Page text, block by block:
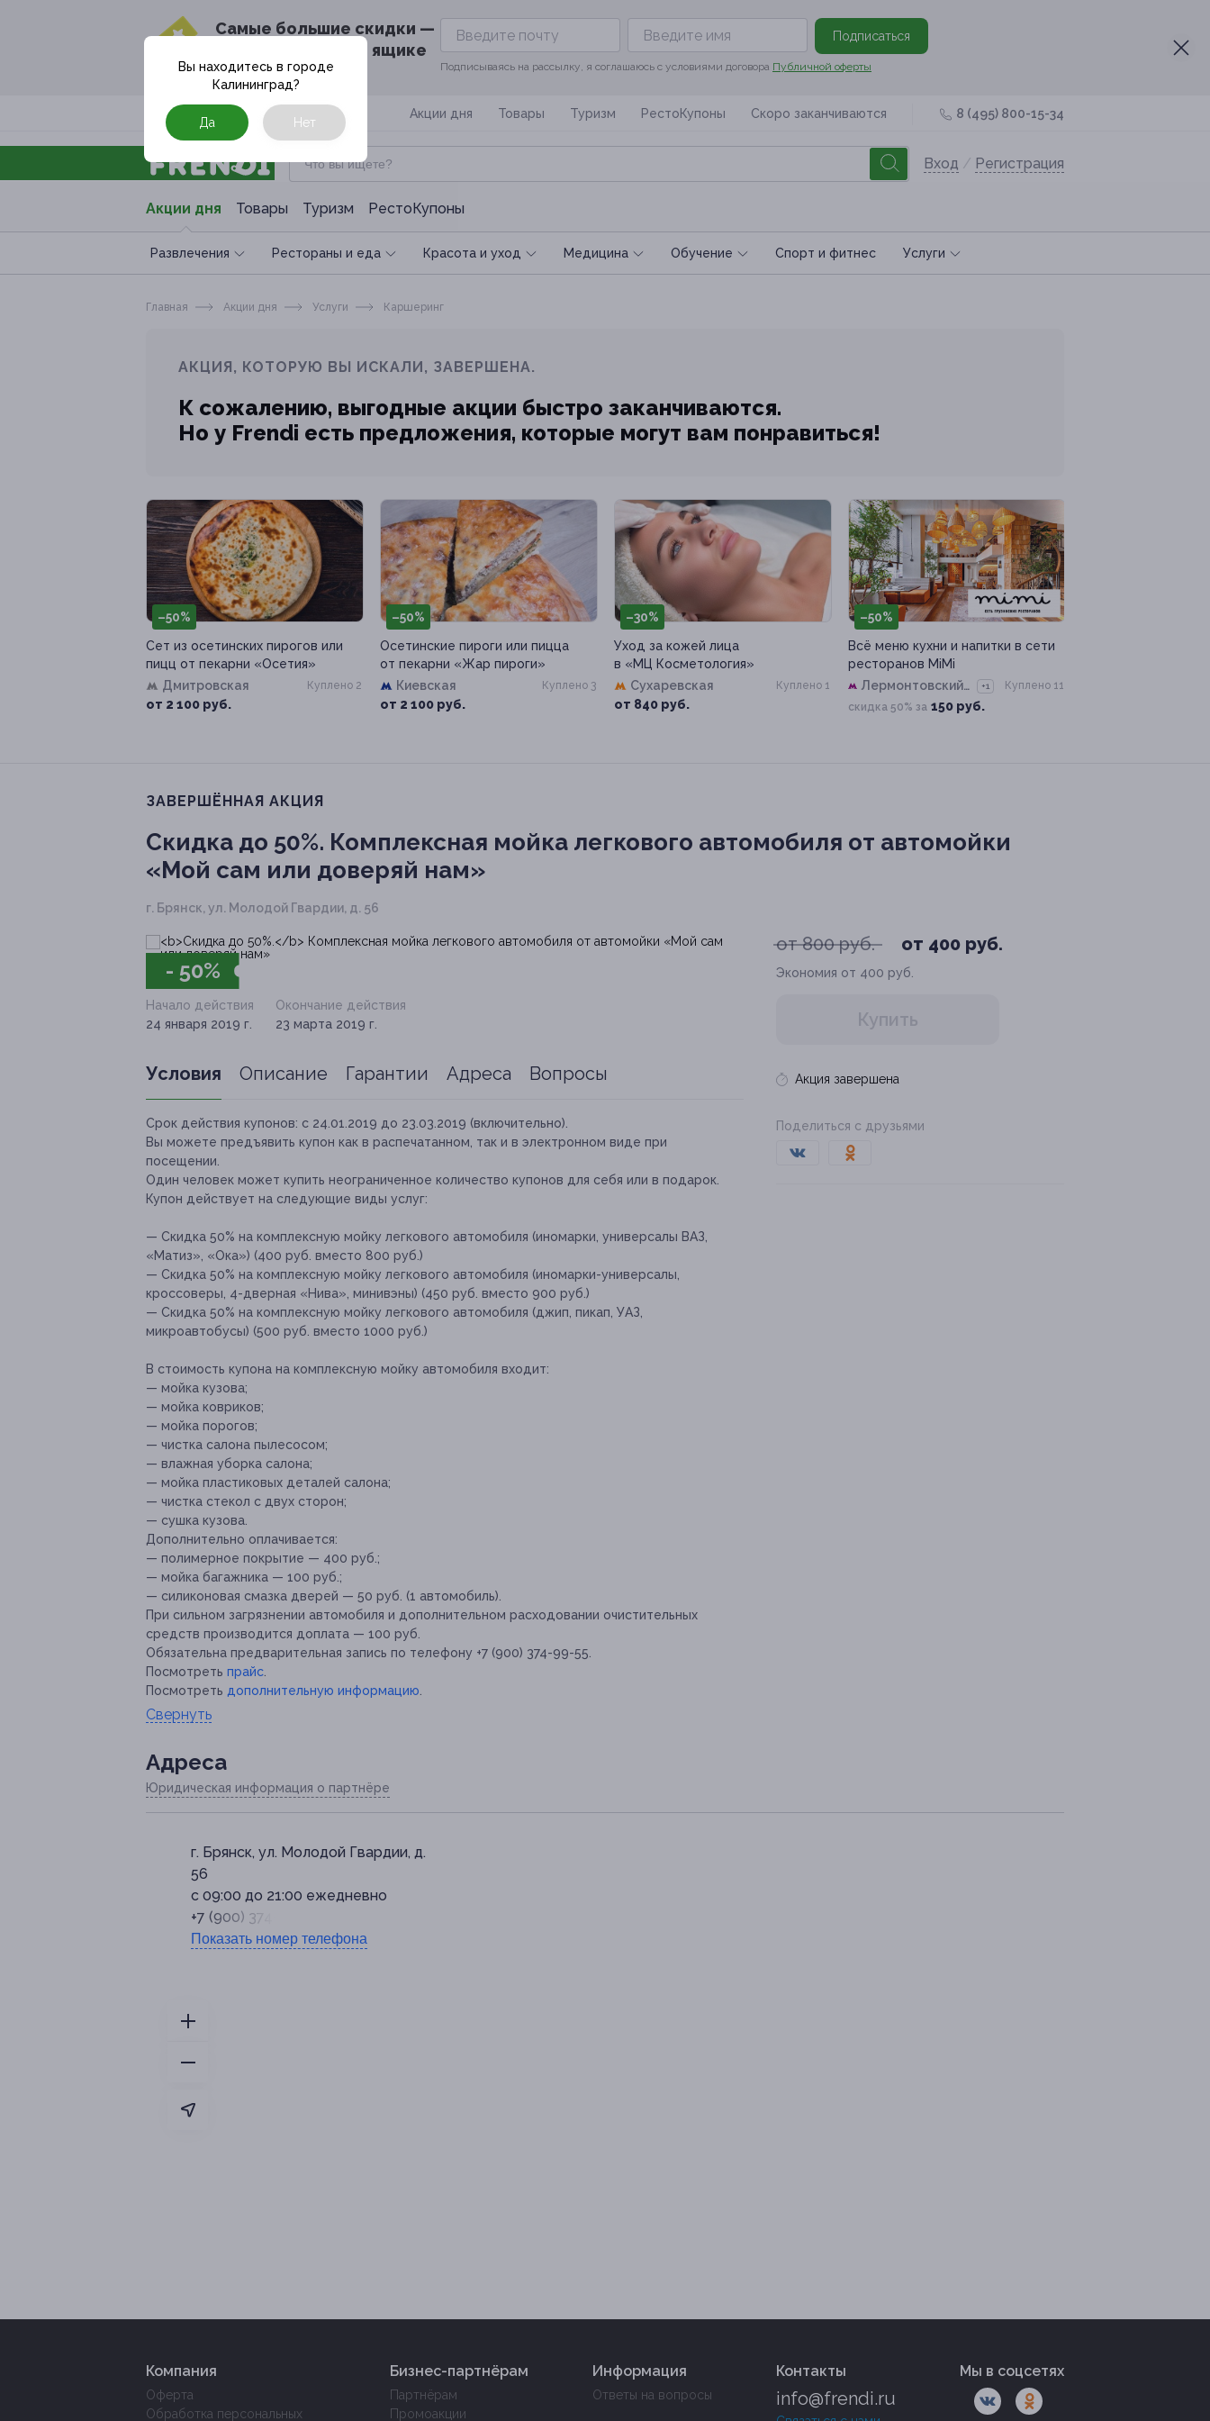
Cамые большие скидки —
в твоём почтовом ящике
Подписаться
Подписываясь на рассылку, я соглашаюсь с условиями договора Публичной оферты
Москва Акции дня Товары Туризм РестоКупоны Скоро заканчиваются 8 (495) 800-15-34
Вход / Регистрация
Акции дня Товары Туризм РестоКупоны
Развлечения Рестораны и еда Красота и уход Медицина Обучение Спoрт и фитнес Услуги
Вы находитесь в городе
Калининград?
Да Нет
Главная Акции дня Услуги Каршеринг
АКЦИЯ, КОТОРУЮ ВЫ ИСКАЛИ, ЗАВЕРШЕНА.
К сожалению, выгодные акции быстро заканчиваются.
Но у Frendi есть предложения, которые могут вам понравиться!
–50%
Сет из осетинских пирогов или
пицц от пекарни «Осетия»
Дмитровская
от 2 100 руб.
Куплено 2
–50%
Осетинские пироги или пицца
от пекарни «Жар пироги»
Киевская
от 2 100 руб.
Куплено 3
–30%
Уход за кожей лица
в «МЦ Косметология»
Сухаревская
от 840 руб.
Куплено 1
–50%
Всё меню кухни и напитки в сети
ресторанов MiMi
Лермонтовский
проспект
+1
скидка 50% за 150 руб.
Куплено 11
ЗАВЕРШЁННАЯ АКЦИЯ
Скидка до 50%. Комплексная мойка легкового автомобиля от автомойки
«Мой сам или доверяй нам»
г. Брянск, ул. Молодой Гвардии, д. 56
- 50%
от 800 руб. от 400 руб.
Экономия от 400 руб.
Купить
Акция завершена
Поделиться с друзьями
Начало действия
24 января 2019 г.
Окончание действия
23 марта 2019 г.
Условия Описание Гарантии Адреса Вопросы
Срок действия купонов: с 24.01.2019 до 23.03.2019 (включительно).
Вы можете предъявить купон как в распечатанном, так и в электронном виде при
посещении.
Один человек может купить неограниченное количество купонов для себя или в подарок.
Купон действует на следующие виды услуг:
— Скидка 50% на комплексную мойку легкового автомобиля (иномарки, универсалы ВАЗ,
«Матиз», «Ока») (400 руб. вместо 800 руб.)
— Скидка 50% на комплексную мойку легкового автомобиля (иномарки-универсалы,
кроссоверы, 4-дверная «Нива», минивэны) (450 руб. вместо 900 руб.)
— Скидка 50% на комплексную мойку легкового автомобиля (джип, пикап, УАЗ,
микроавтобусы) (500 руб. вместо 1000 руб.)
В стоимость купона на комплексную мойку автомобиля входит:
— мойка кузова;
— мойка ковриков;
— мойка порогов;
— чистка салона пылесосом;
— влажная уборка салона;
— мойка пластиковых деталей салона;
— чистка стекол с двух сторон;
— сушка кузова.
Дополнительно оплачивается:
— полимерное покрытие — 400 руб.;
— мойка багажника — 100 руб.;
— силиконовая смазка дверей — 50 руб. (1 автомобиль).
При сильном загрязнении автомобиля и дополнительном расходовании очистительных
средств производится доплата — 100 руб.
Обязательна предварительная запись по телефону +7 (900) 374-99-55.
Посмотреть прайс
Посмотреть дополнительную информацию
Свернуть
Адресa
Юридическая информация о партнёре
г. Брянск, ул. Молодой Гвардии, д.
56
с 09:00 до 21:00 ежедневно
+7 (900) 374-99-55
Показать номер телефона
Компания
Оферта
Обработка персональных
Бизнес-партнёрам
Партнёрам
Промоакции
Информация
Ответы на вопросы
Контакты
info@frendi.ru
Мы в соцсетях